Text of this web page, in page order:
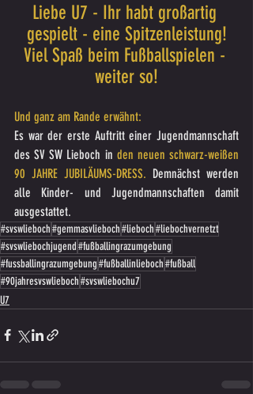
Liebe U7 - Ihr habt großartig
gespielt - eine Spitzenleistung!
Viel Spaß beim Fußballspielen -
weiter so!
Und ganz am Rande erwähnt:
Es war der erste Auftritt einer Jugendmannschaft
des SV SW Lieboch in den neuen schwarz-weißen
90 JAHRE JUBILÄUMS-DRESS. Demnächst werden
alle Kinder- und Jugendmannschaften damit
ausgestattet.
#svswlieboch#gemmasvlieboch#lieboch#liebochvernetzt
#svswliebochjugend#fußballingrazumgebung
#fussballingrazumgebung#fußballinlieboch#fußball
#90jahresvswlieboch#svswliebochu7
U7